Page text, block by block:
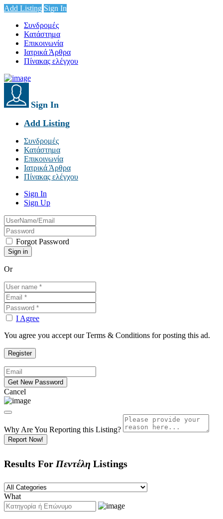
Add Listing Sign In
Συνδρομές
Κατάστημα
Επικοινωνία
Ιατρικά Άρθρα
Πίνακας ελέγχου
Sign In
Add Listing
Συνδρομές
Κατάστημα
Επικοινωνία
Ιατρικά Άρθρα
Πίνακας ελέγχου
Sign In
Sign Up
Forgot Password
Or
I Agree
You agree you accept our Terms & Conditions for posting this ad.
Cancel
Why Are You Reporting this Listing?
Report Now!
Results For Πεντέλη Listings
What